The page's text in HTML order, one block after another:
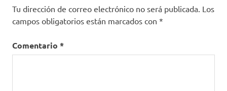
Tu dirección de correo electrónico no será publicada. Los
campos obligatorios están marcados con *
Comentario *